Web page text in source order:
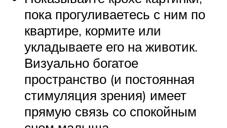
пока прогуливаетесь с ним по
квартире, кормите или
укладываете его на животик.
Визуально богатое
пространство (и постоянная
стимуляция зрения) имеет
прямую связь со спокойным